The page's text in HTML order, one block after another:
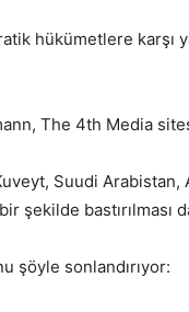
hükümetlere karşı
The 4th Media
Suudi
şekilde
şöyle sonlandırıyor: